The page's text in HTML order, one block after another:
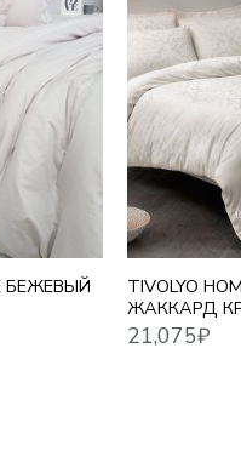
БЕЖЕВЫЙ
TIVOLYO
ЖАККАРД
21,075